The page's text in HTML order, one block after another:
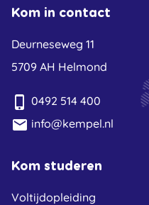
Kom in contact
Deurneseweg 11
5709 AH Helmond
phone_iphone 0492 514 400
email info@kempel.nl
Kom studeren
Voltijdopleiding